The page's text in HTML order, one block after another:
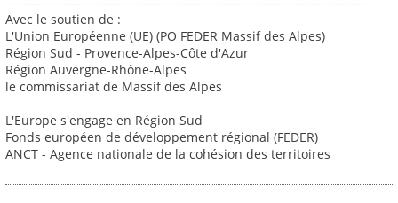
Avec le soutien de :
L'Union Européenne (UE) (PO FEDER Massif des Alpes)
Région Sud - Provence-Alpes-Côte d'Azur
Région Auvergne-Rhône-Alpes
le commissariat de Massif des Alpes
L'Europe s'engage en Région Sud
Fonds européen de développement régional (FEDER)
ANCT - Agence nationale de la cohésion des territoires